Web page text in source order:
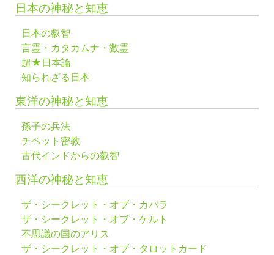
日本の神秘と知恵
日本の叡智
言霊・カタカムナ・数霊
超★日本論
知られざる日本
東洋の神秘と知恵
孫子の兵法
チベット密教
古代インドからの叡智
西洋の神秘と知恵
ザ・シークレット・オブ・カバラ
ザ・シークレット・オブ・ケルト
不思議の国のアリス
ザ・シークレット・オブ・タロットカード